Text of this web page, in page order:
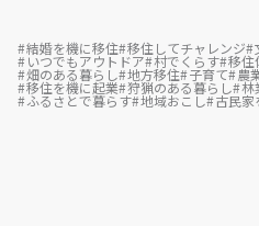
結婚を機に移住 移住してチャレンジ
いつでもアウトドア 村でくらす 移住
畑のある暮らし 地方移住 子育て 農
移住を機に起業 狩猟のある暮らし 林
ふるさとで暮らす 地域おこし 古民家